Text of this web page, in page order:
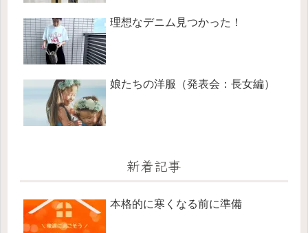
理想なデニム見つかった！
娘たちの洋服（発表会：長女編）
新着記事
本格的に寒くなる前に準備